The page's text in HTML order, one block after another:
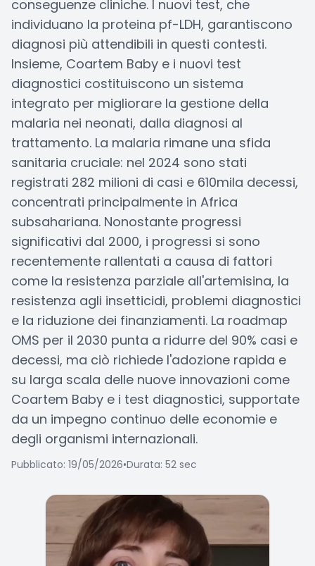
conseguenze cliniche. I nuovi test, che
individuano la proteina pf-LDH, garantiscono
diagnosi più attendibili in questi contesti.
Insieme, Coartem Baby e i nuovi test
diagnostici costituiscono un sistema
integrato per migliorare la gestione della
malaria nei neonati, dalla diagnosi al
trattamento. La malaria rimane una sfida
sanitaria cruciale: nel 2024 sono stati
registrati 282 milioni di casi e 610mila decessi,
concentrati principalmente in Africa
subsahariana. Nonostante progressi
significativi dal 2000, i progressi si sono
recentemente rallentati a causa di fattori
come la resistenza parziale all'artemisina, la
resistenza agli insetticidi, problemi diagnostici
e la riduzione dei finanziamenti. La roadmap
OMS per il 2030 punta a ridurre del 90% casi e
decessi, ma ciò richiede l'adozione rapida e
su larga scala delle nuove innovazioni come
Coartem Baby e i test diagnostici, supportate
da un impegno continuo delle economie e
degli organismi internazionali.
Pubblicato: 19/05/2026•Durata: 52 sec